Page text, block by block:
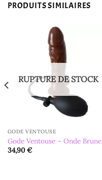
PRODUITS SIMILAIRES
RUPTURE DE STOCK
GODE VENTOUSE
Gode Ventouse – Onde Brune
34,90€